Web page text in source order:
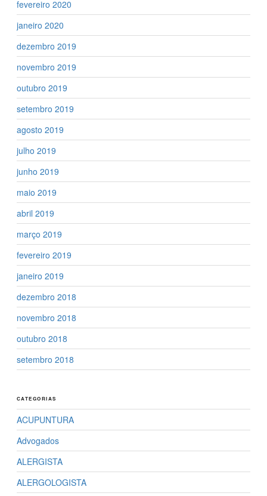
fevereiro 2020
janeiro 2020
dezembro 2019
novembro 2019
outubro 2019
setembro 2019
agosto 2019
julho 2019
junho 2019
maio 2019
abril 2019
março 2019
fevereiro 2019
janeiro 2019
dezembro 2018
novembro 2018
outubro 2018
setembro 2018
CATEGORIAS
ACUPUNTURA
Advogados
ALERGISTA
ALERGOLOGISTA